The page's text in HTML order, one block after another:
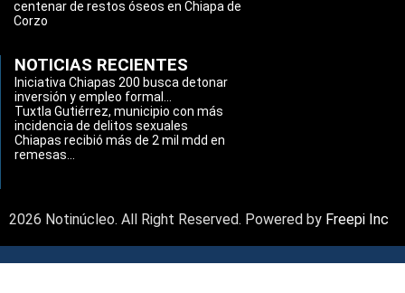
centenar de restos óseos en Chiapa de
Corzo
NOTICIAS RECIENTES
Iniciativa Chiapas 200 busca detonar
inversión y empleo formal...
Tuxtla Gutiérrez, municipio con más
incidencia de delitos sexuales
Chiapas recibió más de 2 mil mdd en
remesas...
2026 Notinúcleo. All Right Reserved. Powered by Freepi Inc